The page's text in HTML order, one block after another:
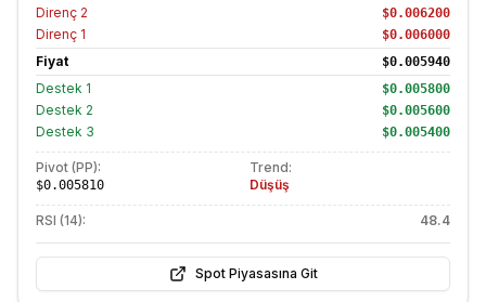
Direnç 2 $0.006200
Direnç 1 $0.006000
Fiyat $0.005940
Destek 1 $0.005800
Destek 2 $0.005600
Destek 3 $0.005400
Pivot (PP):
$0.005810
Trend:
Düşüş
RSI (14): 48.4
Spot Piyasasına Git